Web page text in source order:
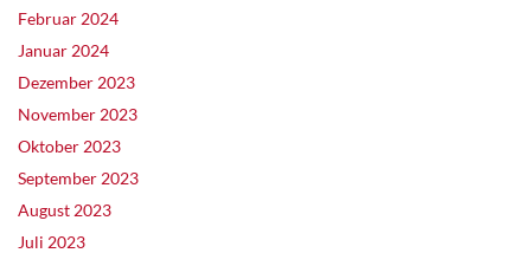
Februar 2024
Januar 2024
Dezember 2023
November 2023
Oktober 2023
September 2023
August 2023
Juli 2023